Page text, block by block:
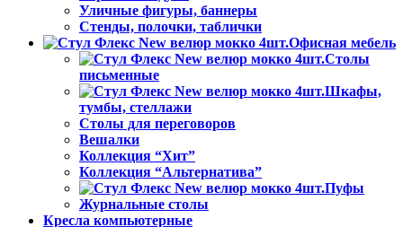
Уличные фигуры, баннеры
Стенды, полочки, таблички
Офисная мебель
Столы
письменные
Шкафы,
тумбы, стеллажи
Столы для переговоров
Вешалки
Коллекция “Хит”
Коллекция “Альтернатива”
Пуфы
Журнальные столы
Кресла компьютерные